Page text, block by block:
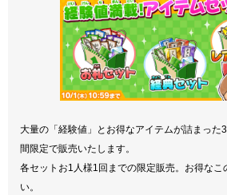
大量の「経験値」とお得なアイテムが詰まった
間限定で販売いたします。
各セットお1人様1回までの限定販売。お得なこ
い。